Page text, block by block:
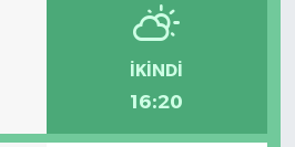
İKINDI
16:20